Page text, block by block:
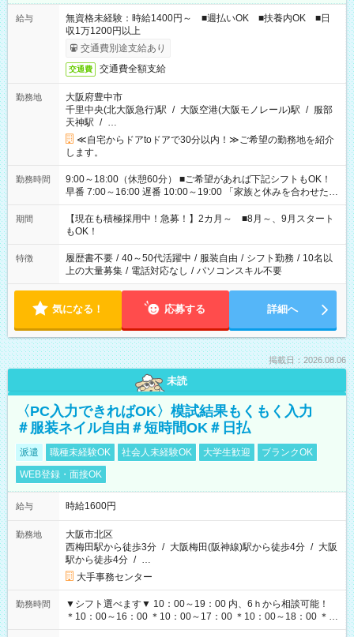
給与
無資格未経験：時給1400円～ ■週払いOK ■扶養内OK ■日
収1万1200円以上
交通費別途支給あり
交通費 交通費全額支給
勤務地
大阪府豊中市
千里中央(北大阪急行)駅 / 大阪空港(大阪モノレール)駅 / 服部
天神駅 / …
≪自宅からドアtoドアで30分以内！≫ご希望の勤務地を紹介
します。
勤務時間
9:00～18:00（休憩60分） ■ご希望があれば下記シフトもOK！
早番 7:00～16:00 遅番 10:00～19:00 「家族と休みを合わせた
い」 「余裕を持って夕飯の準備がしたい」 「できれば残業はし
たくない」 など、ご希望を教えてくださいね。 ※Wワーク希望
の方へ 今ご覧のお仕事で希望する勤務時間と、もう1つのお仕事
の勤務時間。 合計で週40時間を超える場合は応募できません。
期間
【現在も積極採用中！急募！】2カ月～ ■8月～、9月スタート
もOK！
特徴 履歴書不要 / 40～50代活躍中 / 服装自由 / シフト勤務 / 10名以
上の大量募集 / 電話対応なし / パソコンスキル不要
気になる！ 応募する 詳細へ
掲載日：2026.08.06
未読
〈PC入力できればOK〉模試結果もくもく入力
＃服装ネイル自由＃短時間OK＃日払
派遣 職種未経験OK 社会人未経験OK 大学生歓迎
ブランクOK
WEB登録・面接OK
給与 時給1600円
勤務地
大阪市北区
西梅田駅から徒歩3分 / 大阪梅田(阪神線)駅から徒歩4分 / 大阪
駅から徒歩4分 / …
大手事務センター
勤務時間
▼シフト選べます▼ 10：00～19：00 内、6ｈから相談可能！
＊10：00～16：00 ＊10：00～17：00 ＊10：00～18：00 ＊
11：00～19：00 ＊12：00～19：00 ＊13：00～19：00